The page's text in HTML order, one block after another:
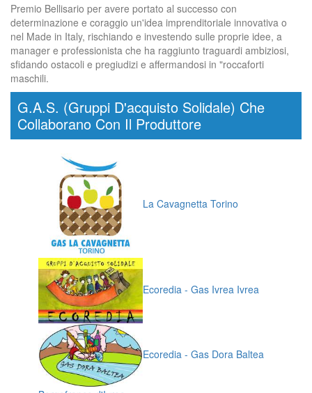
Premio Bellisario per avere portato al successo con
determinazione e coraggio un'idea imprenditoriale innovativa o
nel Made in Italy, rischiando e investendo sulle proprie idee, a
manager e professionista che ha raggiunto traguardi ambiziosi,
sfidando ostacoli e pregiudizi e affermandosi in "roccaforti
maschili.
G.A.S. (Gruppi D'acquisto Solidale) Che
Collaborano Con Il Produttore
La Cavagnetta Torino
Ecoredia - Gas Ivrea Ivrea
Ecoredia - Gas Dora Baltea